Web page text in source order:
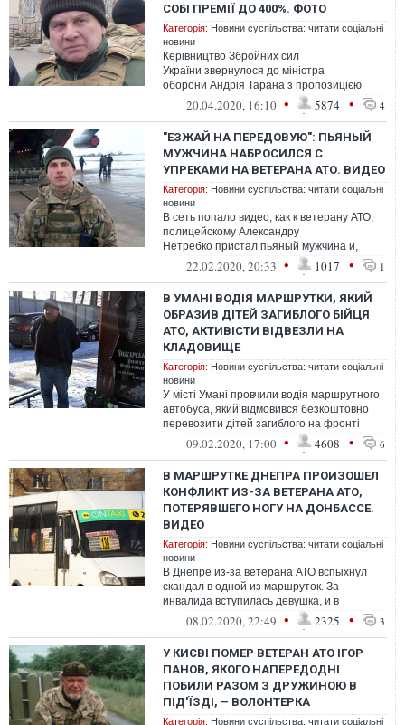
СОБІ ПРЕМІЇ ДО 400%. ФОТО
Категорія: Новини суспільства: читати соціальні
новини
Керівництво Збройних сил
України звернулося до міністра
оборони Андрія Тарана з пропозицією
надати їм премії в розмірі від 10% до 400%
20.04.2020, 16:10 • 5874 • 4
"ЕЗЖАЙ НА ПЕРЕДОВУЮ": ПЬЯНЫЙ
МУЖЧИНА НАБРОСИЛСЯ С
УПРЕКАМИ НА ВЕТЕРАНА АТО. ВИДЕО
Категорія: Новини суспільства: читати соціальні
новини
В сеть попало видео, как к ветерану АТО,
полицейскому Александру
Нетребко пристал пьяный мужчина и,
используя нецензурную лексику, призывал
22.02.2020, 20:33 • 1017 • 1
В УМАНІ ВОДІЯ МАРШРУТКИ, ЯКИЙ
ОБРАЗИВ ДІТЕЙ ЗАГИБЛОГО БІЙЦЯ
АТО, АКТИВІСТИ ВІДВЕЗЛИ НА
КЛАДОВИЩЕ
Категорія: Новини суспільства: читати соціальні
новини
У місті Умані провчили водія маршрутного
автобуса, який відмовився безкоштовно
перевозити дітей загиблого на фронті
учасника бойових дій Дмитра Пожарс...
09.02.2020, 17:00 • 4608 • 6
В МАРШРУТКЕ ДНЕПРА ПРОИЗОШЕЛ
КОНФЛИКТ ИЗ-ЗА ВЕТЕРАНА АТО,
ПОТЕРЯВШЕГО НОГУ НА ДОНБАССЕ.
ВИДЕО
Категорія: Новини суспільства: читати соціальні
новини
В Днепре из-за ветерана АТО вспыхнул
скандал в одной из маршруток. За
инвалида вступилась девушка, и в
маршрутке начался конфликт.
08.02.2020, 22:49 • 2325 • 3
У КИЄВІ ПОМЕР ВЕТЕРАН АТО ІГОР
ПАНОВ, ЯКОГО НАПЕРЕДОДНІ
ПОБИЛИ РАЗОМ З ДРУЖИНОЮ В
ПІД'ЇЗДІ, – ВОЛОНТЕРКА
Категорія: Новини суспільства: читати соціальні